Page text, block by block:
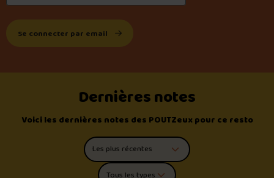
Se connecter par email
Dernières notes
Voici les dernières notes des POUTZeux pour ce resto
Trier les commentaires
Filtrer par type de poutine